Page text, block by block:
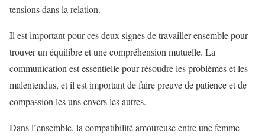
tensions dans la relation.
Il est important pour ces deux signes de travailler ensemble pour
trouver un équilibre et une compréhension mutuelle. La
communication est essentielle pour résoudre les problèmes et les
malentendus, et il est important de faire preuve de patience et de
compassion les uns envers les autres.
Dans l’ensemble, la compatibilité amoureuse entre une femme